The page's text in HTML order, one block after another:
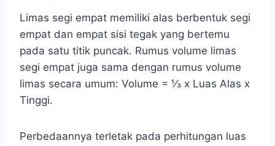
Limas segi empat memiliki alas berbentuk segi
empat dan empat sisi tegak yang bertemu
pada satu titik puncak. Rumus volume limas
segi empat juga sama dengan rumus volume
limas secara umum: Volume = ⅓ x Luas Alas x
Tinggi.
Perbedaannya terletak pada perhitungan luas